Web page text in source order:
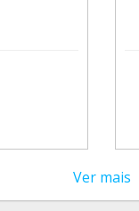
Ver mais